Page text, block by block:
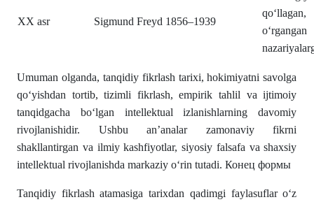
XX asr Sigmund Freyd 1856–1939
Umuman olganda, tanqidiy fikrlash tarixi, hokimiyatni savolga
qo‘yishdan tortib, tizimli fikrlash, empirik tahlil va ijtimoiy
tanqidgacha bo‘lgan intellektual izlanishlarning davomiy
rivojlanishidir. Ushbu an’analar zamonaviy fikrni
shakllantirgan va ilmiy kashfiyotlar, siyosiy falsafa va shaxsiy
intellektual rivojlanishda markaziy o‘rin tutadi. Конец формы
Tanqidiy fikrlash atamasiga tarixdan qadimgi faylasuflar o‘z